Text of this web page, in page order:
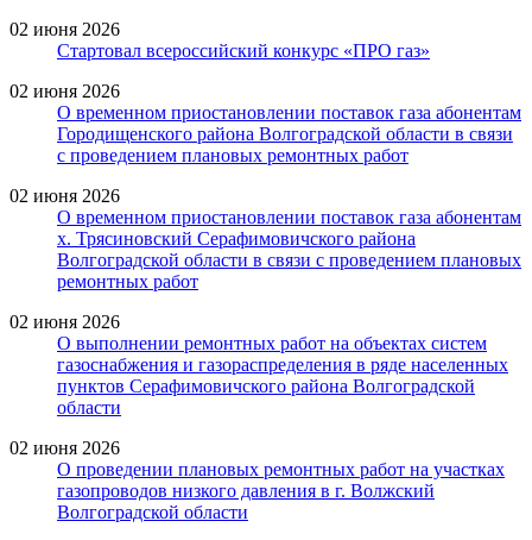
02 июня 2026
Стартовал всероссийский конкурс «ПРО газ»
02 июня 2026
О временном приостановлении поставок газа абонентам
Городищенского района Волгоградской области в связи
с проведением плановых ремонтных работ
02 июня 2026
О временном приостановлении поставок газа абонентам
х. Трясиновский Серафимовичского района
Волгоградской области в связи с проведением плановых
ремонтных работ
02 июня 2026
О выполнении ремонтных работ на объектах систем
газоснабжения и газораспределения в ряде населенных
пунктов Серафимовичского района Волгоградской
области
02 июня 2026
О проведении плановых ремонтных работ на участках
газопроводов низкого давления в г. Волжский
Волгоградской области